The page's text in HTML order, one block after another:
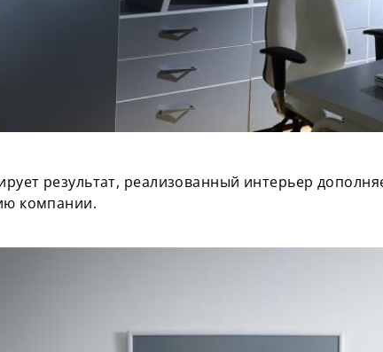
результат, реализованный интерьер
компании.